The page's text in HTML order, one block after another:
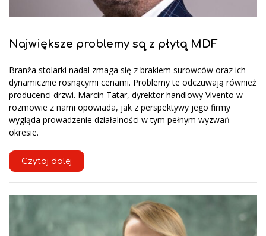
Największe problemy są z płytą MDF
Branża stolarki nadal zmaga się z brakiem surowców oraz ich
dynamicznie rosnącymi cenami. Problemy te odczuwają również
producenci drzwi. Marcin Tatar, dyrektor handlowy Vivento w
rozmowie z nami opowiada, jak z perspektywy jego firmy
wygląda prowadzenie działalności w tym pełnym wyzwań
okresie.
Czytaj dalej